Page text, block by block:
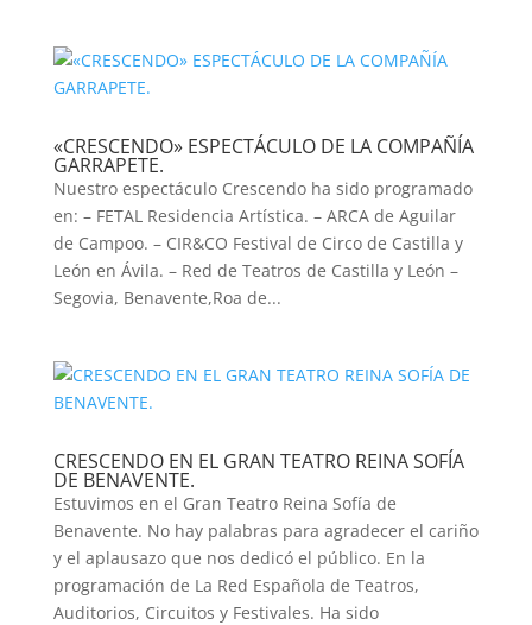
«CRESCENDO» ESPECTÁCULO DE LA COMPAÑÍA
GARRAPETE.
Nuestro espectáculo Crescendo ha sido programado
en: – FETAL Residencia Artística. – ARCA de Aguilar
de Campoo. – CIR&CO Festival de Circo de Castilla y
León en Ávila. – Red de Teatros de Castilla y León –
Segovia, Benavente,Roa de...
CRESCENDO EN EL GRAN TEATRO REINA SOFÍA
DE BENAVENTE.
Estuvimos en el Gran Teatro Reina Sofía de
Benavente. No hay palabras para agradecer el cariño
y el aplausazo que nos dedicó el público. En la
programación de La Red Española de Teatros,
Auditorios, Circuitos y Festivales. Ha sido